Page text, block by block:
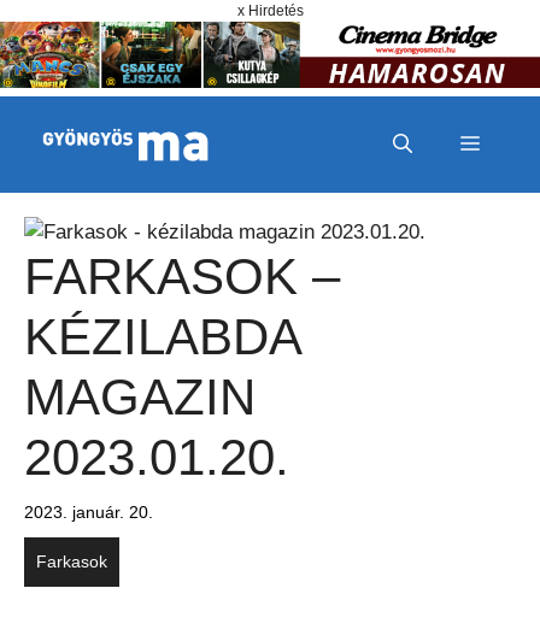
x Hirdetés
MENÜ
FARKASOK –
KÉZILABDA
MAGAZIN
2023.01.20.
2023. január. 20.
Farkasok